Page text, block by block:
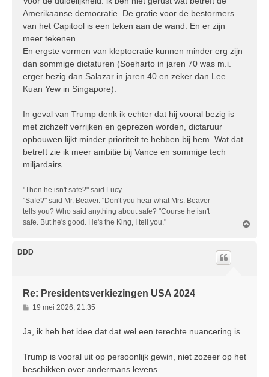
Amerikaanse democratie. De gratie voor de bestormers
van het Capitool is een teken aan de wand. En er zijn
meer tekenen.
En ergste vormen van kleptocratie kunnen minder erg zijn
dan sommige dictaturen (Soeharto in jaren 70 was m.i.
erger bezig dan Salazar in jaren 40 en zeker dan Lee
Kuan Yew in Singapore).
In geval van Trump denk ik echter dat hij vooral bezig is
met zichzelf verrijken en geprezen worden, dictaruur
opbouwen lijkt minder prioriteit te hebben bij hem. Wat dat
betreft zie ik meer ambitie bij Vance en sommige tech
miljardairs.
"Then he isn't safe?" said Lucy.
"Safe?" said Mr. Beaver. "Don't you hear what Mrs. Beaver
tells you? Who said anything about safe? "Course he isn't
safe. But he's good. He's the King, I tell you."
DDD
Re: Presidentsverkiezingen USA 2024
B
e
r
h
t
19 mei 2026, 21:35
Ja, ik heb het idee dat dat wel een terechte nuancering is.
Trump is vooral uit op persoonlijk gewin, niet zozeer op het
beschikken over andermans levens.